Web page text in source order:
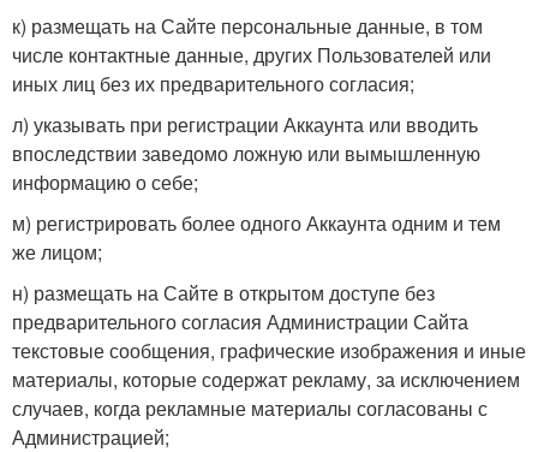
к) размещать на Сайте персональные данные, в том
числе контактные данные, других Пользователей или
иных лиц без их предварительного согласия;
л) указывать при регистрации Аккаунта или вводить
впоследствии заведомо ложную или вымышленную
информацию о себе;
м) регистрировать более одного Аккаунта одним и тем
же лицом;
н) размещать на Сайте в открытом доступе без
предварительного согласия Администрации Сайта
текстовые сообщения, графические изображения и иные
материалы, которые содержат рекламу, за исключением
случаев, когда рекламные материалы согласованы с
Администрацией;